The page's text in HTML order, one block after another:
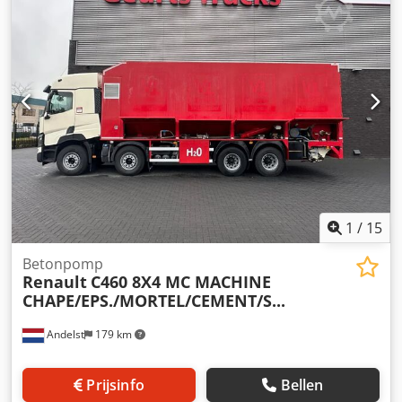
Laadvermogen: 400 kg Toegestane totaalgewicht: 1.743 kg
Technische staat: zeer goed Optische staat: zeer goed
Neem contact op met Thierry Leemans voor meer
informatie.
1 / 15
Andelst 179 km
Betonpomp
Renault C460 8X4 MC MACHINE
CHAPE/EPS./MORTEL/CEMENT/S...
Prijsinfo Bellen